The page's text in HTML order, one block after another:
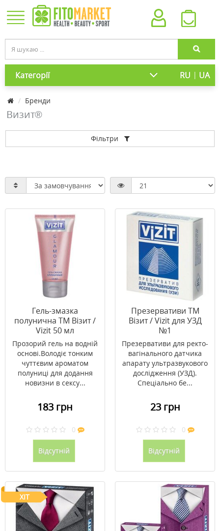
Категорії RU | UA
Бренди
Визит®
Фільтри
Гель-змазка
полунична ТМ Візит /
Vizit 50 мл
Прозорий гель на водній
основі.Володіє тонким
чуттєвим ароматом
полуниці для додання
новизни в сексу...
183 грн
0
Відсутній
Презервативи ТМ
Візит / Vizit для УЗД
№1
Презервативи для ректо-
вагінального датчика
апарату ультразвукового
дослідження (УЗД).
Спеціально бе...
23 грн
0
Відсутній
ХІТ